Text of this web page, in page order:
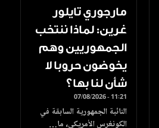
مارجوري تايلور
غرين: لماذا ننتخب
الجمهوريين وهم
يخوضون حروبا لا
شأن لنا بها؟
07/08/2026 - 11:21
النائبة الجمهورية السابقة في
الكونغرس الأمريكي، ما…